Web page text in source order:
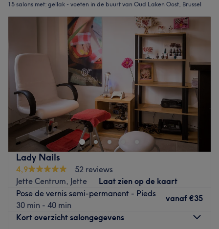
15 salons met: gellak - voeten in de buurt van Oud Laken Oost, Brussel
Lady Nails
4,9
52 reviews
Jette Centrum, Jette
Laat zien op de kaart
Pose de vernis semi-permanent - Pieds
30 min - 40 min
vanaf €35
Kort overzicht salongegevens